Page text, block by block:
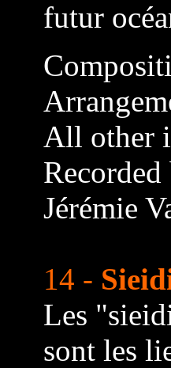
futur
All other
Jérémie
14 -
Les
sont les